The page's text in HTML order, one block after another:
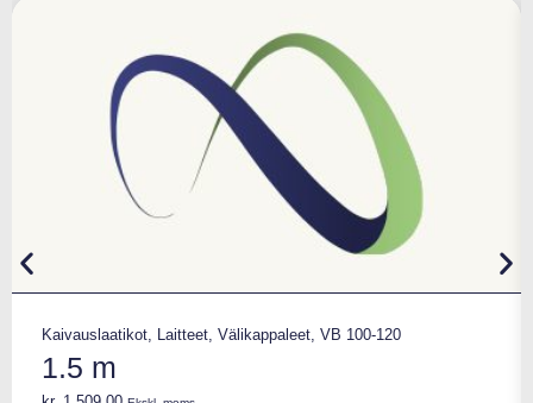
Kaivauslaatikot, Laitteet, Välikappaleet, VB 100-120
1.5 m